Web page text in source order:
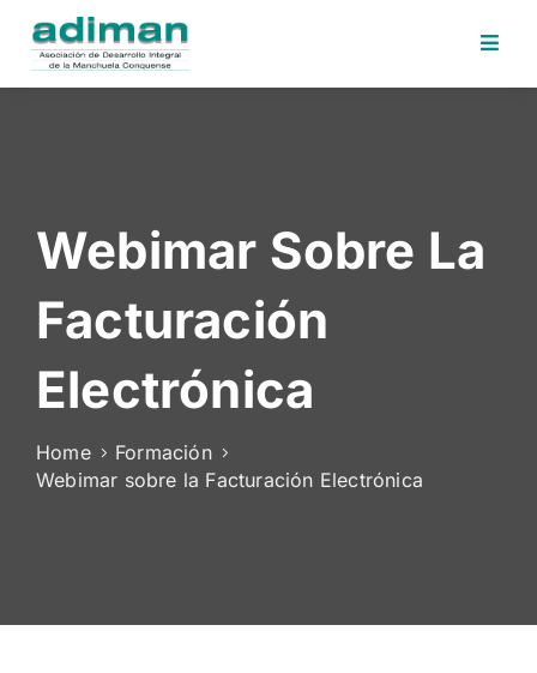
Desafios
Electrónica
Contratante
Contacto
Webimar Sobre La
Facturación
Electrónica
Home
Formación
Webimar sobre la Facturación Electrónica